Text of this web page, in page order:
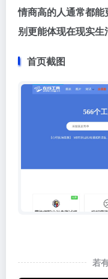
情商高的人通常都
别更能体现在现实
首页截图
若